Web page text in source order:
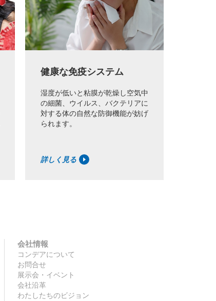
健康な免疫システム
湿度が低いと粘膜が乾燥し空気中
の細菌、ウイルス、バクテリアに
対する体の自然な防御機能が妨げ
られます。
詳しく見る
会社情報
コンデアについて
お問合せ
展示会・イベント
会社沿革
わたしたちのビジョン